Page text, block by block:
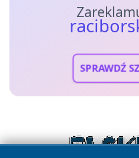
SPRAWDŹ